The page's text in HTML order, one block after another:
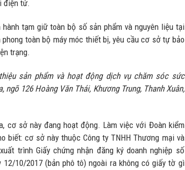
điện tử.
tạm giữ toàn bộ số sản phẩm và nguyên liệu tại
toàn bộ máy móc thiết bị, yêu cầu cơ sở tự bảo
trạng.
sản phẩm và hoạt động dịch vụ chăm sóc sức
ngõ 126 Hoàng Văn Thái, Khương Trung, Thanh Xuân,
cơ sở này đang hoạt động. Làm việc với Đoàn kiểm
biết: cơ sở này thuộc Công ty TNHH Thương mại và
trình Giấy chứng nhận đăng ký doanh nghiệp số
12/10/2017 (bản phô tô) ngoài ra không có giấy tờ gì